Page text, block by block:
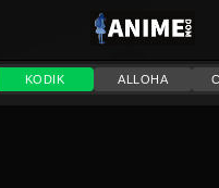
KODIK ALLOHA